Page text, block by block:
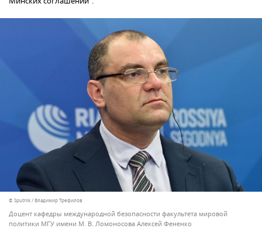
© Sputnik / Владимир Трефилов
Доцент кафедры международной безопасности факультета мировой
политики МГУ имени М. В. Ломоносова Алексей Фененко